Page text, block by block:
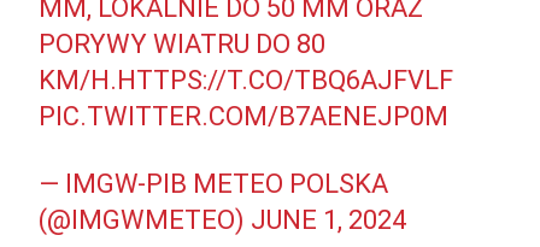
MM, LOKALNIE DO 50 MM ORAZ
PORYWY WIATRU DO 80
KM/H. HTTPS://T.CO/TBQ6AJFVLF
PIC.TWITTER.COM/B7AENEJP0M
— IMGW-PIB METEO POLSKA
(@IMGWMETEO) JUNE 1, 2024